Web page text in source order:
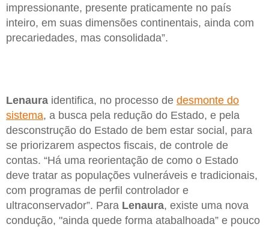
impressionante, presente praticamente no país
inteiro, em suas dimensões continentais, ainda com
precariedades, mas consolidada”.
Lenaura identifica, no processo de desmonte do
sistema, a busca pela redução do Estado, e pela
desconstrução do Estado de bem estar social, para
se priorizarem aspectos fiscais, de controle de
contas. “Há uma reorientação de como o Estado
deve tratar as populações vulneráveis e tradicionais,
com programas de perfil controlador e
ultraconservador”. Para Lenaura, existe uma nova
condução, "ainda quede forma atabalhoada” e pouco